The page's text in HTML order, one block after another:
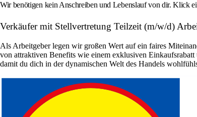
Wir benötigen kein Anschreiben und Lebenslauf von dir. Klick
Verkäufer mit Stellvertretung Teilzeit (m/w/d)
Als Arbeitgeber legen wir großen Wert auf ein faires
von attraktiven Benefits wie einem exklusiven
damit du dich in der dynamischen Welt des Handels